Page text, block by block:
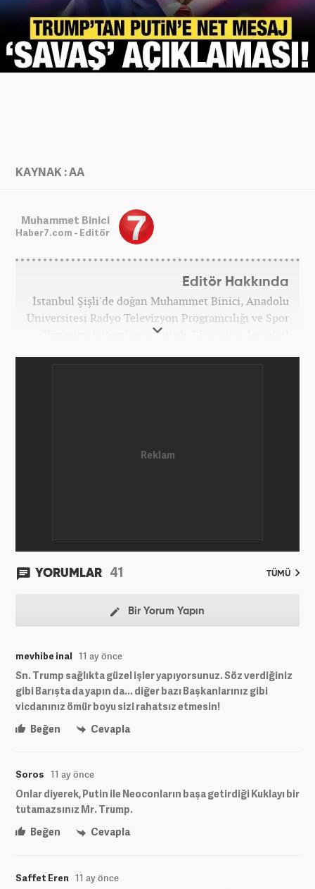
KAYNAK : AA
Muhammet Binici
Haber7.com - Editör
Editör Hakkında
İstanbul Şişli'de doğan Muhammet Binici, Anadolu
Üniversitesi Radyo Televizyon Programcılığı ve Spor
Yönetimi bölümlerini bitirdi. Eğitimine, İstanbul
'Gündem Editörü' olarak görevine devam
YORUMLAR 41 TÜMÜ
Bir Yorum Yapın
mevhibe inal 11 ay önce
Sn. Trump sağlıkta güzel işler yapıyorsunuz. Söz verdiğiniz
gibi Barışta da yapın da... diğer bazı Başkanlarınız gibi
vicdanınız ömür boyu sizi rahatsız etmesin!
Beğen
Cevapla
Soros 11 ay önce
Onlar diyerek, Putin ile Neoconların başa getirdiği Kuklayı bir
tutamazsınız Mr. Trump.
Beğen
Cevapla
Saffet Eren 11 ay önce